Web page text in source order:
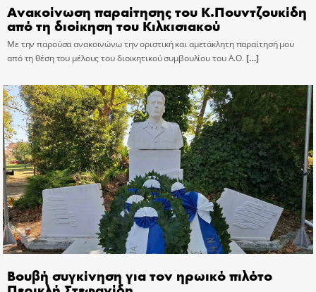
Ανακοίνωση παραίτησης του Κ.Πουντζουκίδη
από τη διοίκηση του Κιλκισιακού
Με την παρούσα ανακοινώνω την οριστική και αμετάκλητη παραίτησή μου
από τη θέση του μέλους του διοικητικού συμβουλίου του Α.Ο.[…]
Βουβή συγκίνηση για τον ηρωικό πιλότο